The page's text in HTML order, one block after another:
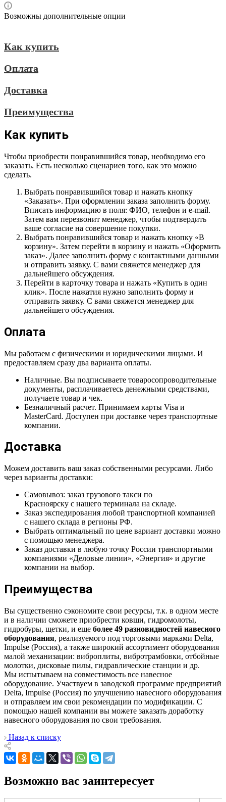
Возможны дополнительные опции
Как купить
Оплата
Доставка
Преимущества
Как купить
Чтобы приобрести понравившийся товар, необходимо его
заказать. Есть несколько сценариев того, как это можно
сделать.
Выбрать понравившийся товар и нажать кнопку
«Заказать». При оформлении заказа заполнить форму.
Вписать информацию в поля: ФИО, телефон и e-mail.
Затем вам перезвонит менеджер, чтобы подтвердить
ваше согласие на совершение покупки.
Выбрать понравившийся товар и нажать кнопку «В
корзину». Затем перейти в корзину и нажать «Оформить
заказ». Далее заполнить форму с контактными данными
и отправить заявку. С вами свяжется менеджер для
дальнейшего обсуждения.
Перейти в карточку товара и нажать «Купить в один
клик». После нажатия нужно заполнить форму и
отправить заявку. С вами свяжется менеджер для
дальнейшего обсуждения.
Оплата
Мы работаем с физическими и юридическими лицами. И
предоставляем сразу два варианта оплаты.
Наличные. Вы подписываете товаросопроводительные
документы, расплачиваетесь денежными средствами,
получаете товар и чек.
Безналичный расчет. Принимаем карты Visa и
MasterCard. Доступен при доставке через транспортные
компании.
Доставка
Можем доставить ваш заказ собственными ресурсами. Либо
через варианты доставки:
Самовывоз: заказ грузового такси по
Красноярску с нашего терминала на складе.
Заказ экспедирования любой транспортной компанией
с нашего склада в регионы РФ.
Выбрать оптимальный по цене вариант доставки можно
с помощью менеджера.
Заказ доставки в любую точку России транспортными
компаниями «Деловые линии», «Энергия» и другие
компании на выбор.
Преимущества
Вы существенно сэкономите свои ресурсы, т.к. в одном месте
и в наличии сможете приобрести ковши, гидромолоты,
гидробуры, щетки, и еще более 49 разновидностей навесного
оборудования, реализуемого под торговыми марками Delta,
Impulse (Россия), а также широкий ассортимент оборудования
малой механизации: виброплиты, вибротрамбовки, отбойные
молотки, дисковые пилы, гидравлические станции и др.
Мы испытываем на совместимость все навесное
оборудование. Участвуем в заводской программе предприятий
Delta, Impulse (Россия) по улучшению навесного оборудования
и отправляем им свои рекомендации по модификации. С
помощью нашей компании вы можете заказать доработку
навесного оборудования по свои требования.
Назад к списку
Возможно вас заинтересует